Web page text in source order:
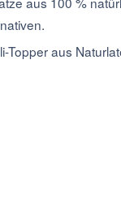
aus